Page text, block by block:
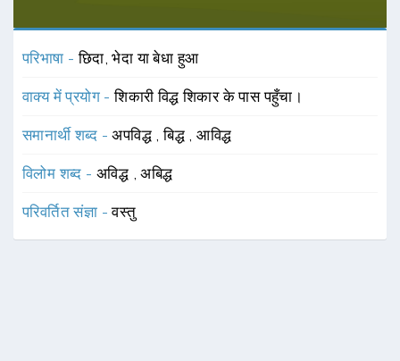
परिभाषा -छिदा, भेदा या बेधा हुआ
वाक्य में प्रयोग -शिकारी विद्ध शिकार के पास पहुँचा।
समानार्थी शब्द -अपविद्ध ,बिद्ध ,आविद्ध
विलोम शब्द - अविद्ध ,अबिद्ध
परिवर्तित संज्ञा -वस्तु